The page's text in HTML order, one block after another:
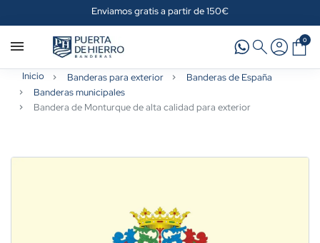
Enviamos gratis a partir de 150€
0
Inicio Banderas para exterior
Banderas de España
Banderas municipales
Bandera de Monturque de alta calidad para exterior